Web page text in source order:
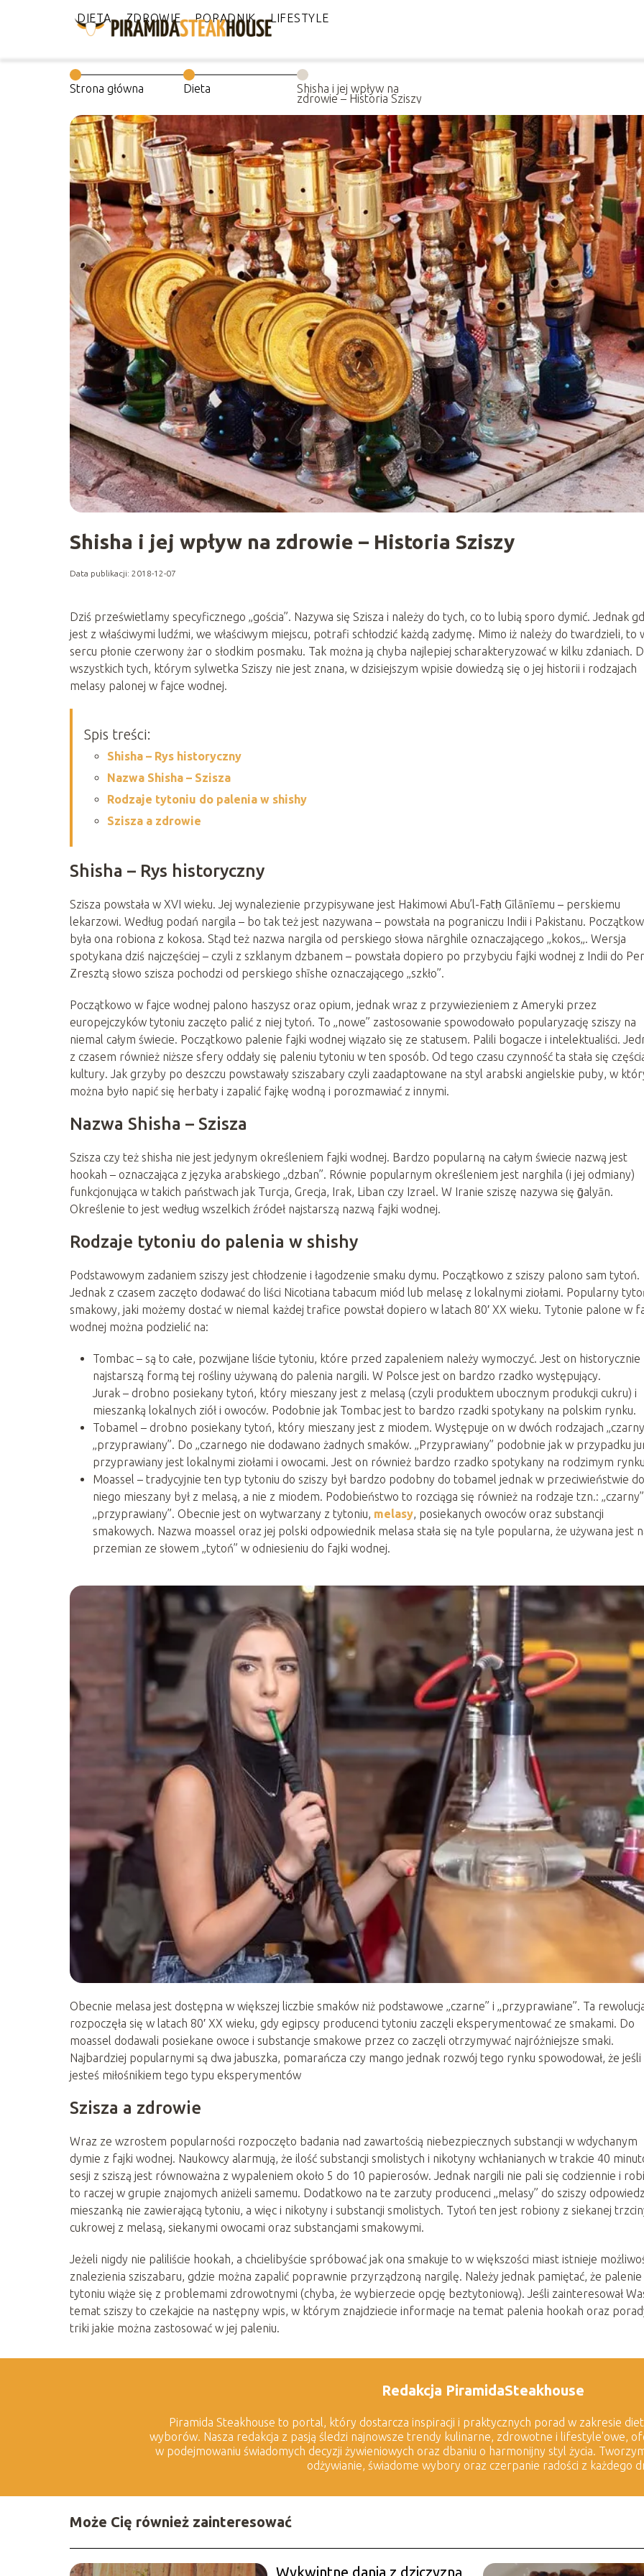
DIETA ZDROWIE PORADNIK LIFESTYLE
Strona główna Dieta Shisha i jej wpływ na
zdrowie – Historia Sziszy
Shisha i jej wpływ na zdrowie – Historia Sziszy
Data publikacji: 2018-12-07
Dziś prześwietlamy specyficznego „gościa”. Nazywa się Szisza i należy do tych, co to lubią sporo dymić. Jednak
jest z właściwymi ludźmi, we właściwym miejscu, potrafi schłodzić każdą zadymę. Mimo iż należy do twardzieli, to
sercu płonie czerwony żar o słodkim posmaku. Tak można ją chyba najlepiej scharakteryzować w kilku zdaniach.
wszystkich tych, którym sylwetka Sziszy nie jest znana, w dzisiejszym wpisie dowiedzą się o jej historii i rodzajach
melasy palonej w fajce wodnej.
Spis treści:
Shisha – Rys historyczny
Nazwa Shisha – Szisza
Rodzaje tytoniu do palenia w shishy
Szisza a zdrowie
Shisha – Rys historyczny
Szisza powstała w XVI wieku. Jej wynalezienie przypisywane jest Hakimowi Abu’l-Fatḥ Gīlānīemu – perskiemu
lekarzowi. Według podań nargila – bo tak też jest nazywana – powstała na pograniczu Indii i Pakistanu.
była ona robiona z kokosa. Stąd też nazwa nargila od perskiego słowa nārghile oznaczającego „kokos„. Wersja
spotykana dziś najczęściej – czyli z szklanym dzbanem – powstała dopiero po przybyciu fajki wodnej z Indii do
Zresztą słowo szisza pochodzi od perskiego shīshe oznaczającego „szkło”.
Początkowo w fajce wodnej palono haszysz oraz opium, jednak wraz z przywiezieniem z Ameryki przez
europejczyków tytoniu zaczęto palić z niej tytoń. To „nowe” zastosowanie spowodowało popularyzację sziszy na
niemal całym świecie. Początkowo palenie fajki wodnej wiązało się ze statusem. Palili bogacze i intelektualiści.
z czasem również niższe sfery oddały się paleniu tytoniu w ten sposób. Od tego czasu czynność ta stała się
kultury. Jak grzyby po deszczu powstawały sziszabary czyli zaadaptowane na styl arabski angielskie puby, w
można było napić się herbaty i zapalić fajkę wodną i porozmawiać z innymi.
Nazwa Shisha – Szisza
Szisza czy też shisha nie jest jedynym określeniem fajki wodnej. Bardzo popularną na całym świecie nazwą jest
hookah – oznaczająca z języka arabskiego „dzban”. Równie popularnym określeniem jest narghila (i jej odmiany)
funkcjonująca w takich państwach jak Turcja, Grecja, Irak, Liban czy Izrael. W Iranie sziszę nazywa się ḡalyān.
Określenie to jest według wszelkich źródeł najstarszą nazwą fajki wodnej.
Rodzaje tytoniu do palenia w shishy
Podstawowym zadaniem sziszy jest chłodzenie i łagodzenie smaku dymu. Początkowo z sziszy palono sam tytoń.
Jednak z czasem zaczęto dodawać do liści Nicotiana tabacum miód lub melasę z lokalnymi ziołami. Popularny
smakowy, jaki możemy dostać w niemal każdej trafice powstał dopiero w latach 80′ XX wieku. Tytonie palone w
wodnej można podzielić na:
Tombac – są to całe, pozwijane liście tytoniu, które przed zapaleniem należy wymoczyć. Jest on historycznie
najstarszą formą tej rośliny używaną do palenia nargili. W Polsce jest on bardzo rzadko występujący.
Jurak – drobno posiekany tytoń, który mieszany jest z melasą (czyli produktem ubocznym produkcji cukru) i
mieszanką lokalnych ziół i owoców. Podobnie jak Tombac jest to bardzo rzadki spotykany na polskim rynku.
Tobamel – drobno posiekany tytoń, który mieszany jest z miodem. Występuje on w dwóch rodzajach
„przyprawiany”. Do „czarnego nie dodawano żadnych smaków. „Przyprawiany” podobnie jak w przypadku
przyprawiany jest lokalnymi ziołami i owocami. Jest on również bardzo rzadko spotykany na rodzimym
Moassel – tradycyjnie ten typ tytoniu do sziszy był bardzo podobny do tobamel jednak w przeciwieństwie do
niego mieszany był z melasą, a nie z miodem. Podobieństwo to rozciąga się również na rodzaje tzn.:
„przyprawiany”. Obecnie jest on wytwarzany z tytoniu, melasy, posiekanych owoców oraz substancji
smakowych. Nazwa moassel oraz jej polski odpowiednik melasa stała się na tyle popularna, że używana jest
przemian ze słowem „tytoń” w odniesieniu do fajki wodnej.
Obecnie melasa jest dostępna w większej liczbie smaków niż podstawowe „czarne” i „przyprawiane”. Ta
rozpoczęła się w latach 80′ XX wieku, gdy egipscy producenci tytoniu zaczęli eksperymentować ze smakami. Do
moassel dodawali posiekane owoce i substancje smakowe przez co zaczęli otrzymywać najróżniejsze smaki.
Najbardziej popularnymi są dwa jabuszka, pomarańcza czy mango jednak rozwój tego rynku spowodował, że jeśli
jesteś miłośnikiem tego typu eksperymentów
Szisza a zdrowie
Wraz ze wzrostem popularności rozpoczęto badania nad zawartością niebezpiecznych substancji w wdychanym
dymie z fajki wodnej. Naukowcy alarmują, że ilość substancji smolistych i nikotyny wchłanianych w trakcie 40
sesji z sziszą jest równoważna z wypaleniem około 5 do 10 papierosów. Jednak nargili nie pali się codziennie i
to raczej w grupie znajomych aniżeli samemu. Dodatkowo na te zarzuty producenci „melasy” do sziszy
mieszanką nie zawierającą tytoniu, a więc i nikotyny i substancji smolistych. Tytoń ten jest robiony z siekanej
cukrowej z melasą, siekanymi owocami oraz substancjami smakowymi.
Jeżeli nigdy nie paliliście hookah, a chcielibyście spróbować jak ona smakuje to w większości miast istnieje
znalezienia sziszabaru, gdzie można zapalić poprawnie przyrządzoną nargilę. Należy jednak pamiętać, że palenie
tytoniu wiąże się z problemami zdrowotnymi (chyba, że wybierzecie opcję beztytoniową). Jeśli zainteresował
temat sziszy to czekajcie na następny wpis, w którym znajdziecie informacje na temat palenia hookah oraz
triki jakie można zastosować w jej paleniu.
Redakcja PiramidaSteakhouse
Piramida Steakhouse to portal, który dostarcza inspiracji i praktycznych porad w zakresie
wyborów. Nasza redakcja z pasją śledzi najnowsze trendy kulinarne, zdrowotne i lifestyle'owe,
w podejmowaniu świadomych decyzji żywieniowych oraz dbaniu o harmonijny styl życia.
odżywianie, świadome wybory oraz czerpanie radości z każdego
Może Cię również zainteresować
Wykwintne dania z dziczyzną